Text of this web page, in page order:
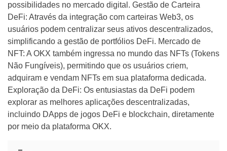
possibilidades no mercado digital. Gestão de Carteira
DeFi: Através da integração com carteiras Web3, os
usuários podem centralizar seus ativos descentralizados,
simplificando a gestão de portfólios DeFi. Mercado de
NFT: A OKX também ingressa no mundo das NFTs (Tokens
Não Fungíveis), permitindo que os usuários criem,
adquiram e vendam NFTs em sua plataforma dedicada.
Exploração da DeFi: Os entusiastas da DeFi podem
explorar as melhores aplicações descentralizadas,
incluindo DApps de jogos DeFi e blockchain, diretamente
por meio da plataforma OKX.